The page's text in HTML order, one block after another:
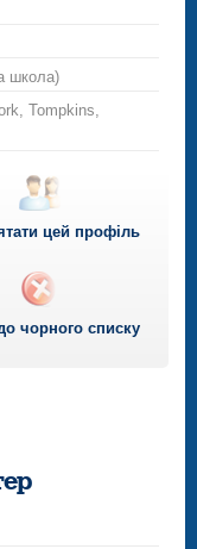
школа)
Tompkins,
цей профіль
чорного списку